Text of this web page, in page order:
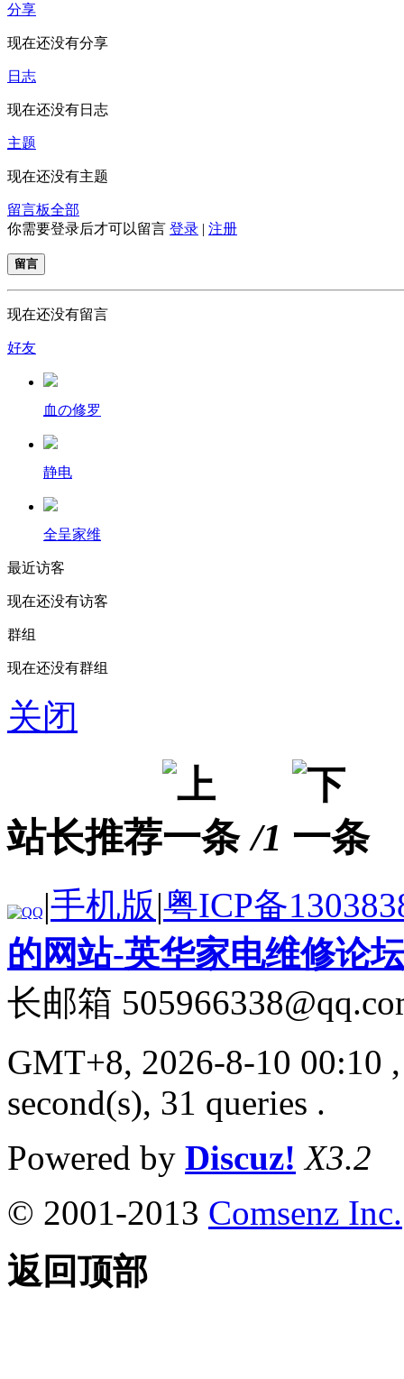
分享
现在还没有分享
日志
现在还没有日志
主题
现在还没有主题
留言板全部
你需要登录后才可以留言 登录 | 注册
留言
现在还没有留言
好友
血の修罗
静电
全呈家维
最近访客
现在还没有访客
群组
现在还没有群组
关闭
站长推荐 /1
|手机版|粤ICP备
的网站-英华家电维修论
长邮箱
GMT+8, 2026-8-10 00:10
second(s), 31 queries .
Powered by Discuz! X3.2
© 2001-2013 Comsenz Inc.
返回顶部